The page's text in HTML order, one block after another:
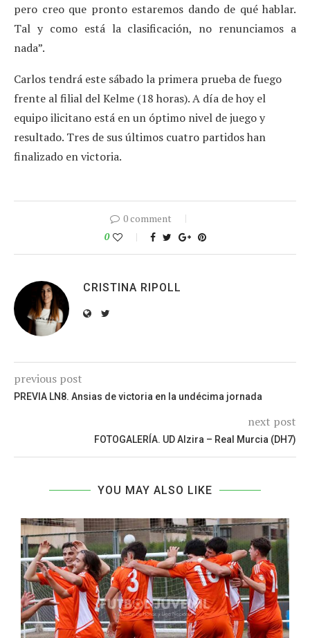
pero creo que pronto estaremos dando de qué hablar.
Tal y como está la clasificación, no renunciamos a
nada”.
Carlos tendrá este sábado la primera prueba de fuego
frente al filial del Kelme (18 horas). A día de hoy el
equipo ilicitano está en un óptimo nivel de juego y
resultado. Tres de sus últimos cuatro partidos han
finalizado en victoria.
0 comment
0
CRISTINA RIPOLL
previous post
PREVIA LN8. Ansias de victoria en la undécima jornada
next post
FOTOGALERÍA. UD Alzira – Real Murcia (DH7)
YOU MAY ALSO LIKE